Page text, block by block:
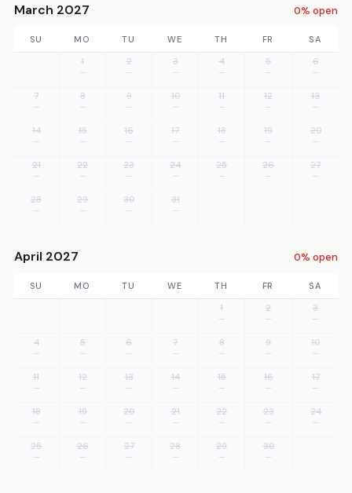
March 2027 0% open
SU MO TU WE TH FR
SA
1
—
2
—
3
—
4
—
5
—
6
—
7
—
8
—
9
—
10
—
11
—
12
—
13
—
14
—
15
—
16
—
17
—
18
—
19
—
20
—
21
—
22
—
23
—
24
—
25
—
26
—
27
—
28
—
29
—
30
—
31
—
April 2027 0% open
SU MO TU WE TH FR
SA
1
—
2
—
3
—
4
—
5
—
6
—
7
—
8
—
9
—
10
—
11
—
12
—
13
—
14
—
15
—
16
—
17
—
18
—
19
—
20
—
21
—
22
—
23
—
24
—
25
—
26
—
27
—
28
—
29
—
30
—